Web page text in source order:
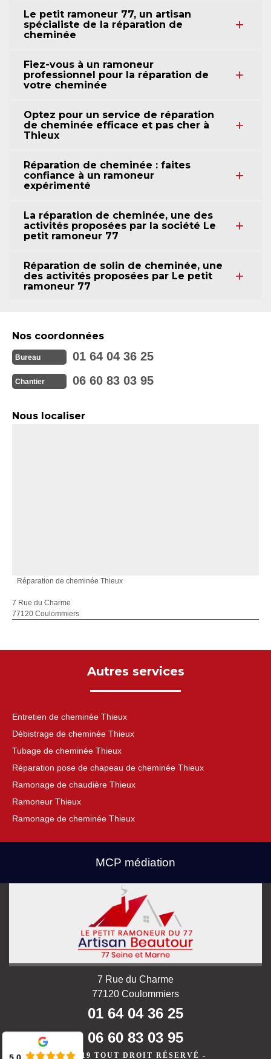
Le petit ramoneur 77, un artisan
spécialiste de la réparation de
cheminée
Fiez-vous à un ramoneur
professionnel pour la réparation de
votre cheminée
Optez pour un service de réparation
de cheminée efficace et pas cher à
Thieux
Réparation de cheminée : faites
confiance à un ramoneur
expérimenté
La réparation de cheminée, une des
activités proposées par la société Le
petit ramoneur 77
Réparation de solin de cheminée, une
des activités proposées par Le petit
ramoneur 77
Nos coordonnées
Bureau 01 64 04 36 25
Chantier 06 60 83 03 95
Nous localiser
Réparation de cheminée Thieux
7 Rue du Charme
77120 Coulommiers
Autres services
Entretien de cheminée Thieux
Débistrage de cheminée Thieux
Tubage de cheminée Thieux
Réparation pose de chapeau de cheminée Thieux
Ramonage de chaudière Thieux
Ramoneur Thieux
Ramonage de cheminée Thieux
MCP médiation
7 Rue du Charme
77120 Coulommiers
01 64 04 36 25
06 60 83 03 95
©2019 TOUT DROIT RÉSERVÉ -